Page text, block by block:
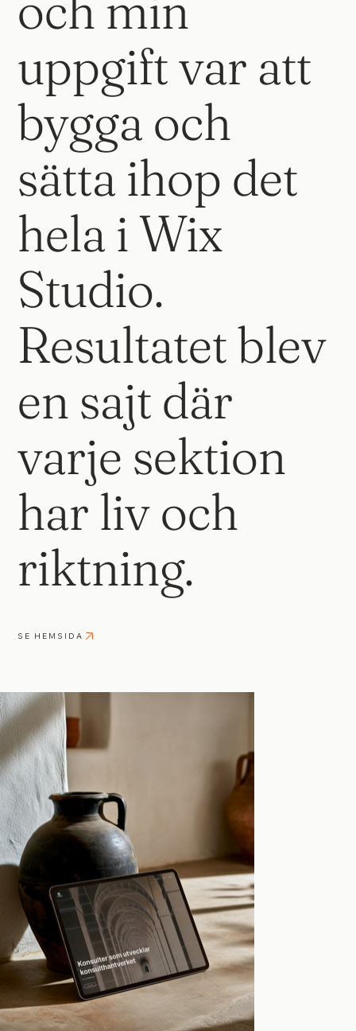
uppgift var att
bygga och
sätta ihop det
hela i Wix
Studio.
Resultatet blev
en sajt där
varje sektion
har liv och
riktning.
SE HEMSIDA